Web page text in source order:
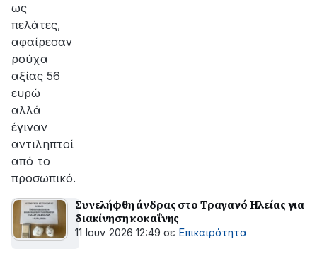
ως
πελάτες,
αφαίρεσαν
ρούχα
αξίας 56
ευρώ
αλλά
έγιναν
αντιληπτοί
από το
προσωπικό.
Συνελήφθη άνδρας στο Τραγανό Ηλείας για
διακίνηση κοκαΐνης
11 Ιουν 2026 12:49 σε Επικαιρότητα